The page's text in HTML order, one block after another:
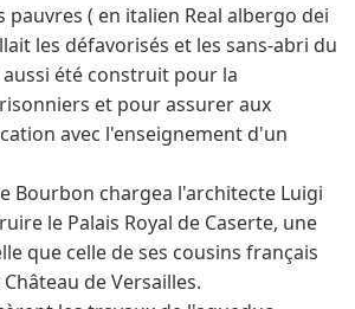
pauvres ( en italien Real albergo dei
les défavorisés et les sans-abri du
été construit pour la
et pour assurer aux
avec l'enseignement d'un
Bourbon chargea l'architecte Luigi
le Palais Royal de Caserte, une
que celle de ses cousins ​​français
de Versailles.